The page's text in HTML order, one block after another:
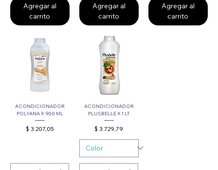
Agregar al
carrito
Agregar al
carrito
Agregar al
carrito
ACONDICIONADOR
POLYANA X 900 ML
Precio
$ 3.207,05
ACONDICIONADOR
PLUSBELLE X 1 LT
Precio
$ 3.729,79